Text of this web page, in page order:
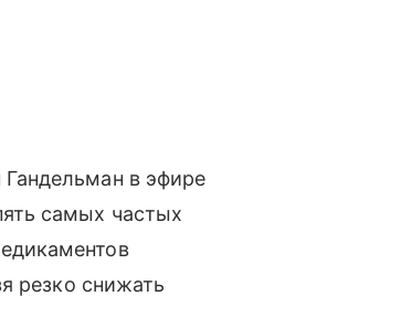
в эфире
самых частых
резко снижать